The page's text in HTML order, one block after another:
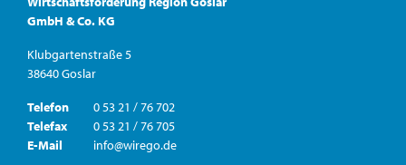
GmbH & Co. KG
Klubgartenstraße 5
38640 Goslar
Telefon
0 53 21 / 76 702
Telefax
0 53 21 / 76 705
E-Mail
info@wirego.de